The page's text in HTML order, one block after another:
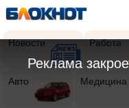
Новости Работа
Авто Медицина
Реклама